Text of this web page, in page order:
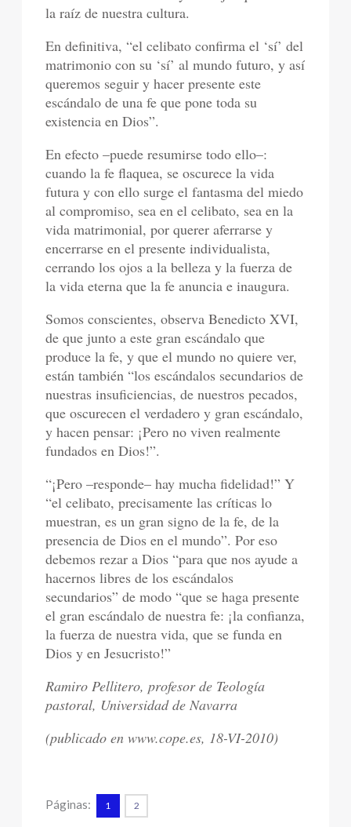
la raíz de nuestra cultura.
En definitiva, “el celibato confirma el ‘sí’ del
matrimonio con su ‘sí’ al mundo futuro, y así
queremos seguir y hacer presente este
escándalo de una fe que pone toda su
existencia en Dios”.
En efecto –puede resumirse todo ello–:
cuando la fe flaquea, se oscurece la vida
futura y con ello surge el fantasma del miedo
al compromiso, sea en el celibato, sea en la
vida matrimonial, por querer aferrarse y
encerrarse en el presente individualista,
cerrando los ojos a la belleza y la fuerza de
la vida eterna que la fe anuncia e inaugura.
Somos conscientes, observa Benedicto XVI,
de que junto a este gran escándalo que
produce la fe, y que el mundo no quiere ver,
están también “los escándalos secundarios de
nuestras insuficiencias, de nuestros pecados,
que oscurecen el verdadero y gran escándalo,
y hacen pensar: ¡Pero no viven realmente
fundados en Dios!”.
“¡Pero –responde– hay mucha fidelidad!” Y
“el celibato, precisamente las críticas lo
muestran, es un gran signo de la fe, de la
presencia de Dios en el mundo”. Por eso
debemos rezar a Dios “para que nos ayude a
hacernos libres de los escándalos
secundarios” de modo “que se haga presente
el gran escándalo de nuestra fe: ¡la confianza,
la fuerza de nuestra vida, que se funda en
Dios y en Jesucristo!”
Ramiro Pellitero, profesor de Teología
pastoral, Universidad de Navarra
(publicado en www.cope.es, 18-VI-2010)
Páginas: 1 2